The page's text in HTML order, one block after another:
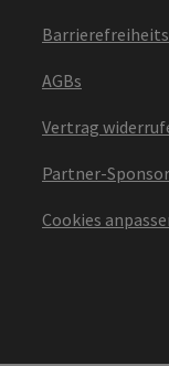
AGBs
Vertrag
Partner-
Cookies